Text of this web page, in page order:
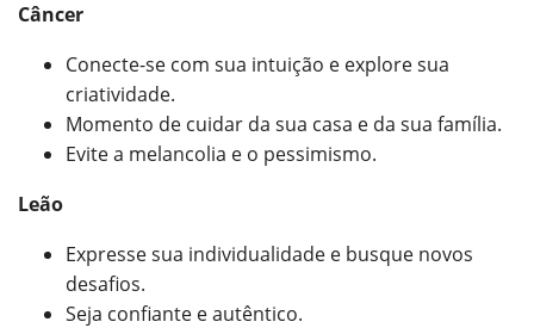
Câncer
Conecte-se com sua intuição e explore sua
criatividade.
Momento de cuidar da sua casa e da sua família.
Evite a melancolia e o pessimismo.
Leão
Expresse sua individualidade e busque novos
desafios.
Seja confiante e autêntico.